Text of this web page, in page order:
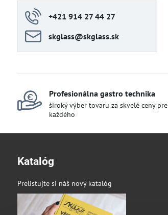
+421 914 27 44 27
skglass​@skglass​.sk
Profesionálna gastro technika
široký výber tovaru za skvelé ceny pre
každého
Katalóg
Prelistujte si náš nový katalóg